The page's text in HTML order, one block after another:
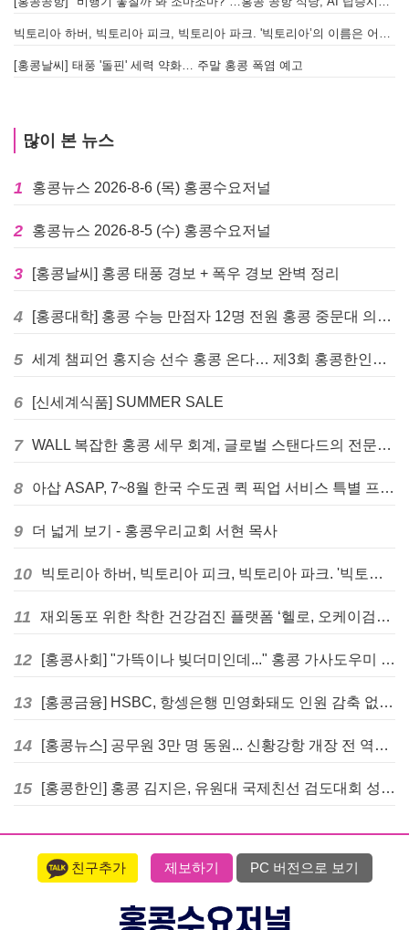
[홍콩날씨] 태풍 '돌핀' 세력 약화… 주말 홍콩 폭염 예고
많이 본 뉴스
1 홍콩뉴스 2026-8-6 (목) 홍콩수요저널
2 홍콩뉴스 2026-8-5 (수) 홍콩수요저널
3 [홍콩날씨] 홍콩 태풍 경보 + 폭우 경보 완벽 정리
4 [홍콩대학] 홍콩 수능 만점자 12명 전원 홍콩 중문대 의대 진학
5 세계 챔피언 홍지승 선수 홍콩 온다… 제3회 홍콩한인팔씨름대회 9월 12일 개최
6 [신세계식품] SUMMER SALE
7 WALL 복잡한 홍콩 세무 회계, 글로벌 스탠다드의 전문가들이 답을 드립니다! - 법인설립, 회계, 감사
8 아삽 ASAP, 7~8월 한국 수도권 퀵 픽업 서비스 특별 프로모션 실시
9 더 넓게 보기 - 홍콩우리교회 서현 목사
10 빅토리아 하버, 빅토리아 피크, 빅토리아 파크. '빅토리아’의 이름은 어떻게 온 걸까? - [이승권 원장의 생활칼럼]
11 재외동포 위한 착한 건강검진 플랫폼 ‘헬로, 오케이검진’ 서비스 개시
12 [홍콩사회] "가뜩이나 빚더미인데..." 홍콩 가사도우미 대출 전면 금지 촉구
13 [홍콩금융] HSBC, 항셍은행 민영화돼도 인원 감축 없다... 독립 브랜드 유지
14 [홍콩뉴스] 공무원 3만 명 동원... 신황강항 개장 전 역대급 훈련 실시
15 [홍콩한인] 홍콩 김지은, 유원대 국제친선 검도대회 성인단체전 우승
친구추가 제보하기 PC 버전으로 보기